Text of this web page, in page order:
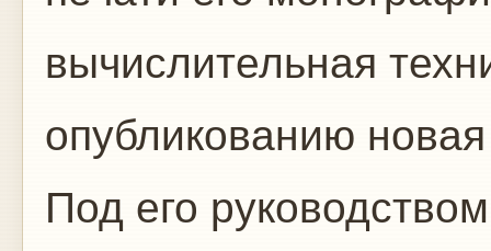
вычислительная
опубликованию
Под его